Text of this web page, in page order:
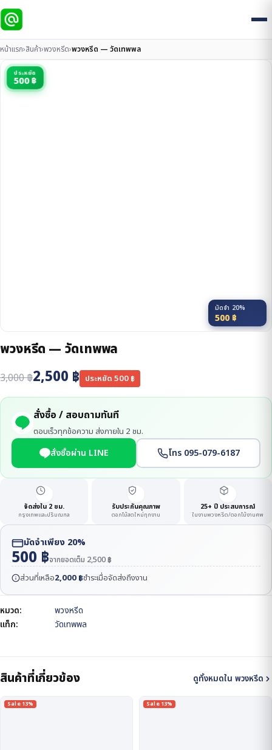
หน้าแรก›สินค้า›พวงหรีด›พวงหรีด — วัดเทพพล
ประหยัด
500 ฿
มัดจำ 20%
500 ฿
พวงหรีด — วัดเทพพล
3,000฿2,500 ฿ ประหยัด 500 ฿
สั่งซื้อ / สอบถามทันที
ตอบเร็วทุกข้อความ ส่งภายใน 2 ชม.
สั่งซื้อผ่าน LINE โทร 095-079-6187
จัดส่งใน 2 ชม.
กรุงเทพและปริมณฑล
รับประกันคุณภาพ
ดอกไม้สดใหม่ทุกงาน
25+ ปี ประสบการณ์
ในงานพวงหรีด/ดอกไม้งานศพ
มัดจำเพียง 20%
500 ฿จากยอดเต็ม 2,500฿
ส่วนที่เหลือ2,000 ฿ชำระเมื่อจัดส่งถึงงาน
หมวด:
พวงหรีด
แท็ก:
วัดเทพพล
สินค้าที่เกี่ยวข้อง ดูทั้งหมดใน พวงหรีด
Sale 13% Sale 13%